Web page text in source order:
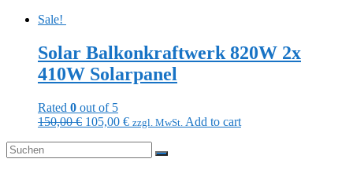
Sale!
Solar Balkonkraftwerk 820W 2x
410W Solarpanel
Rated 0 out of 5
150,00€ 105,00 € zzgl. MwSt. Add to cart